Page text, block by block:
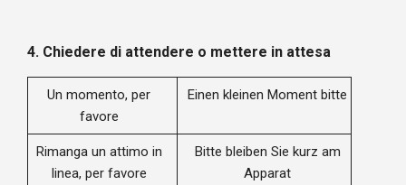
4. Chiedere di attendere o mettere in attesa
Un momento, per
favore
Einen kleinen Moment bitte
Rimanga un attimo in
linea, per favore
Bitte bleiben Sie kurz am
Apparat